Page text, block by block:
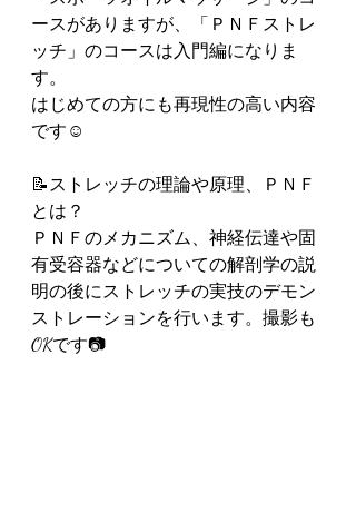
ースがありますが、「ＰＮＦストレ
ッチ」のコースは入門編になりま
す。
はじめての方にも再現性の高い内容
です☺️
📝ストレッチの理論や原理、ＰＮＦ
とは？
ＰＮＦのメカニズム、神経伝達や固
有受容器などについての解剖学の説
明の後にストレッチの実技のデモン
ストレーションを行います。撮影も
OKです📷